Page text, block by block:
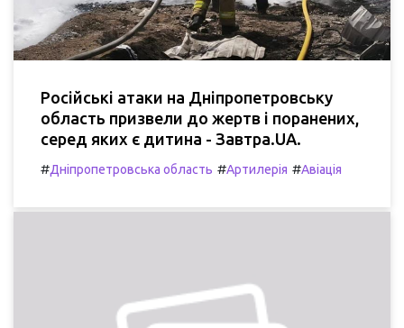
Російські атаки на Дніпропетровську
область призвели до жертв і поранених,
серед яких є дитина - Завтра.UA.
#Дніпропетровська область #Артилерія #Авіація